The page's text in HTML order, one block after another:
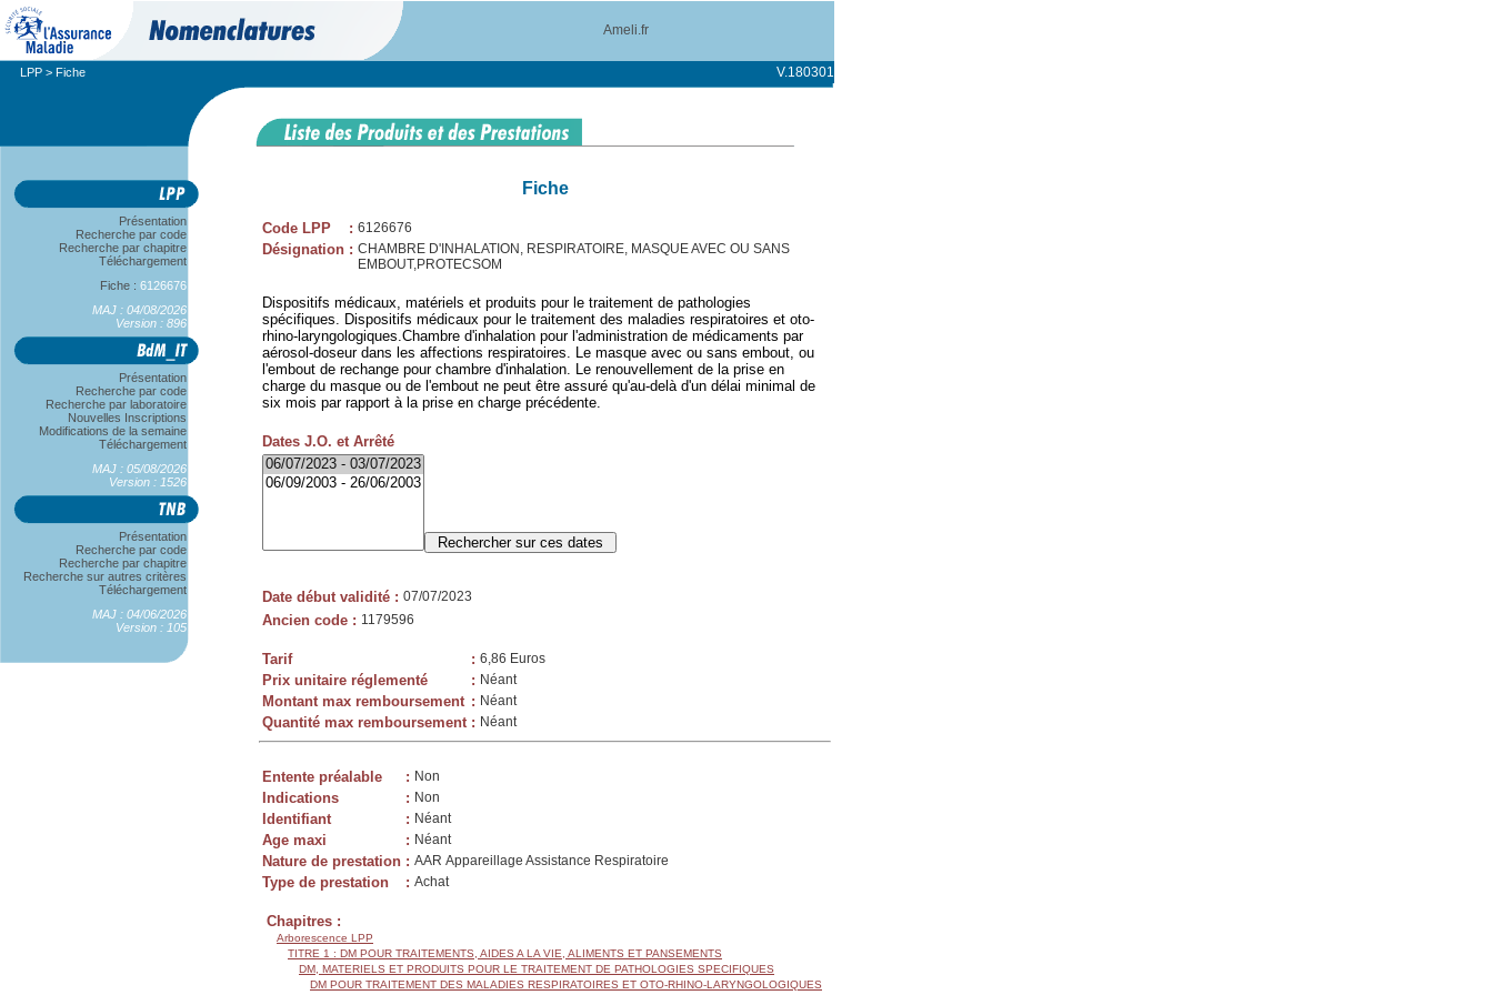
Ameli.fr
LPP > Fiche V.180301
Présentation
Recherche par code
Recherche par chapitre
Téléchargement
Fiche : 6126676
MAJ : 04/08/2026
Version : 896
Présentation
Recherche par code
Recherche par laboratoire
Nouvelles Inscriptions
Modifications de la semaine
Téléchargement
MAJ : 05/08/2026
Version : 1526
Présentation
Recherche par code
Recherche par chapitre
Recherche sur autres critères
Téléchargement
MAJ : 04/06/2026
Version : 105
Fiche
Code LPP : 6126676
Désignation : CHAMBRE D'INHALATION, RESPIRATOIRE, MASQUE AVEC OU SANS
EMBOUT,PROTECSOM
Dispositifs médicaux, matériels et produits pour le traitement de pathologies
spécifiques. Dispositifs médicaux pour le traitement des maladies respiratoires et oto-
rhino-laryngologiques.Chambre d'inhalation pour l'administration de médicaments par
aérosol-doseur dans les affections respiratoires. Le masque avec ou sans embout, ou
l'embout de rechange pour chambre d'inhalation. Le renouvellement de la prise en
charge du masque ou de l'embout ne peut être assuré qu'au-delà d'un délai minimal de
six mois par rapport à la prise en charge précédente.
Dates J.O. et Arrêté
Date début validité : 07/07/2023
Ancien code : 1179596
Tarif : 6,86 Euros
Prix unitaire réglementé : Néant
Montant max remboursement : Néant
Quantité max remboursement : Néant
Entente préalable : Non
Indications : Non
Identifiant : Néant
Age maxi : Néant
Nature de prestation : AAR Appareillage Assistance Respiratoire
Type de prestation : Achat
Chapitres :
Arborescence LPP
TITRE 1 : DM POUR TRAITEMENTS, AIDES A LA VIE, ALIMENTS ET PANSEMENTS
DM, MATERIELS ET PRODUITS POUR LE TRAITEMENT DE PATHOLOGIES SPECIFIQUES
DM POUR TRAITEMENT DES MALADIES RESPIRATOIRES ET OTO-RHINO-LARYNGOLOGIQUES